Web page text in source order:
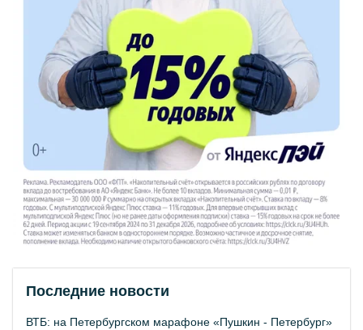
Последние новости
ВТБ: на Петербургском марафоне «Пушкин - Петербург»